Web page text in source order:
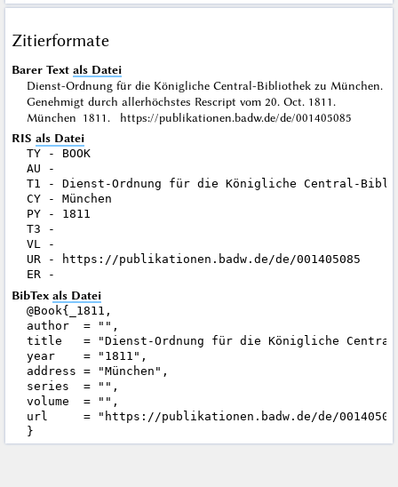
Zitierformate
Barer Text als Datei
Dienst-Ordnung für die Königliche Central-Bibliothek zu München.
Genehmigt durch allerhöchstes Rescript vom 20. Oct. 1811.
München 1811. https://publikationen.badw.de/de/001405085
RIS als Datei
TY - BOOK
AU -
T1 - Dienst-Ordnung für die Königliche Central-
CY - München
PY - 1811
T3 -
VL -
UR - https://publikationen.badw.de/de/001405085
BibTex als Datei
@Book{_1811,
author  = "",
title   = "Dienst-Ordnung für die Königliche Central-
year    = "1811",
address = "München",
series  = "",
volume  = "",
url     = "https://publikationen.badw.de/de/